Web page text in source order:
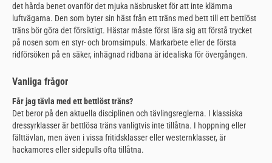
det hårda benet ovanför det mjuka näsbrusket för att inte klämma
luftvägarna. Den som byter sin häst från ett träns med bett till ett bettlöst
träns bör göra det försiktigt. Hästar måste först lära sig att förstå trycket
på nosen som en styr- och bromsimpuls. Markarbete eller de första
ridförsöken på en säker, inhägnad ridbana är idealiska för övergången.
Vanliga frågor
Får jag tävla med ett bettlöst träns?
Det beror på den aktuella disciplinen och tävlingsreglerna. I klassiska
dressyrklasser är bettlösa träns vanligtvis inte tillåtna. I hoppning eller
fälttävlan, men även i vissa fritidsklasser eller westernklasser, är
hackamores eller sidepulls ofta tillåtna.